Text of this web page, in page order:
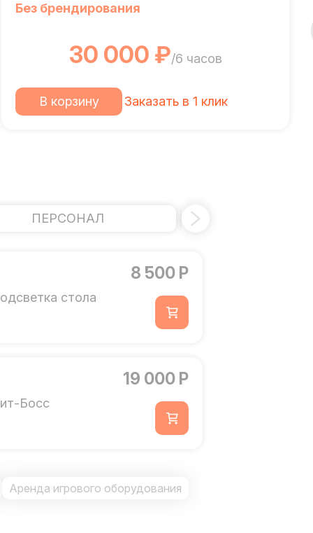
Без брендирования
30 000 ₽/6 часов
В корзину Заказать в 1 клик
ПЕРСОНАЛ
стола
8 500 Р
Босс
19 000 Р
Аренда игрового оборудования